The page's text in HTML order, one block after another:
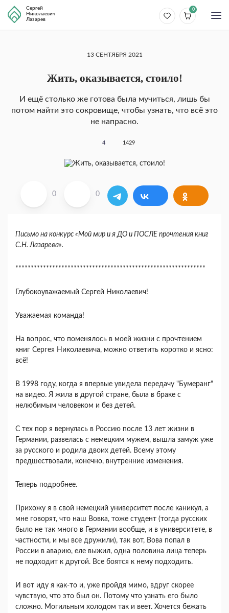
Сергей
Николаевич
Лазарев
0
13 СЕНТЯБРЯ 2021
Жить, оказывается, стоило!
И ещё столько же готова была мучиться, лишь бы
потом найти это сокровище, чтобы узнать, что всё это
не напрасно.
4 1429
0 0
Письмо на конкурс «Мой мир и я ДО и ПОСЛЕ прочтения книг
С.Н. Лазарева».
**************************************************************
Глубокоуважаемый Сергей Николаевич!
Уважаемая команда!
На вопрос, что поменялось в моей жизни с прочтением
книг Сергея Николаевича, можно ответить коротко и ясно:
всё!
В 1998 году, когда я впервые увидела передачу "Бумеранг"
на видео. Я жила в другой стране, была в браке с
нелюбимым человеком и без детей.
С тех пор я вернулась в Россию после 13 лет жизни в
Германии, развелась с немецким мужем, вышла замуж уже
за русского и родила двоих детей. Всему этому
предшествовали, конечно, внутренние изменения.
Теперь подробнее.
Прихожу я в свой немецкий университет после каникул, а
мне говорят, что наш Вовка, тоже студент (тогда русских
было не так много в Германии вообще, и в университете, в
частности, и мы все дружили), так вот, Вова попал в
России в аварию, еле выжил, одна половина лица теперь
не подходит к другой. Все боятся к нему подходить.
И вот иду я как-то и, уже пройдя мимо, вдруг скорее
чувствую, что это был он. Потому что узнать его было
сложно. Могильным холодом так и веет. Хочется бежать